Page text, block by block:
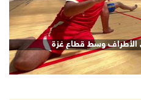
الأطراف وسط قطاع غزة